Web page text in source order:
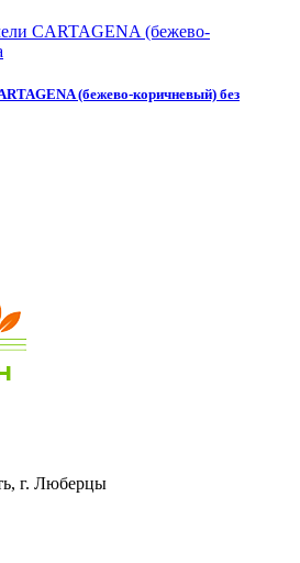
(бежево-коричневый) без
г. Люберцы